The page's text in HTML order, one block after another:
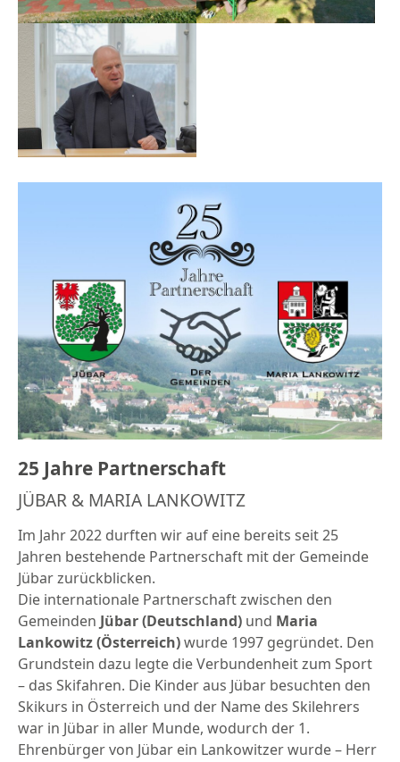
Show larger version
25 Jahre Partnerschaft
JÜBAR & MARIA LANKOWITZ
Im Jahr 2022 durften wir auf eine bereits seit 25
Jahren bestehende Partnerschaft mit der Gemeinde
Jübar zurückblicken.
Die internationale Partnerschaft zwischen den
Gemeinden Jübar (Deutschland) und Maria
Lankowitz (Österreich)wurde 1997 gegründet. Den
Grundstein dazu legte die Verbundenheit zum Sport
– das Skifahren. Die Kinder aus Jübar besuchten den
Skikurs in Österreich und der Name des Skilehrers
war in Jübar in aller Munde, wodurch der 1.
Ehrenbürger von Jübar ein Lankowitzer wurde – Herr